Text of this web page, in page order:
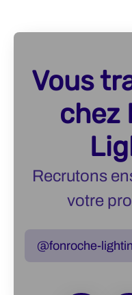
Vous
chez
Recrutons
votre
@fonroche-